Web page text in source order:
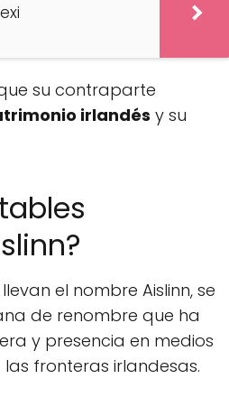
su contraparte
irlandés y su
el nombre Aislinn, se
de renombre que ha
y presencia en medios
fronteras irlandesas.